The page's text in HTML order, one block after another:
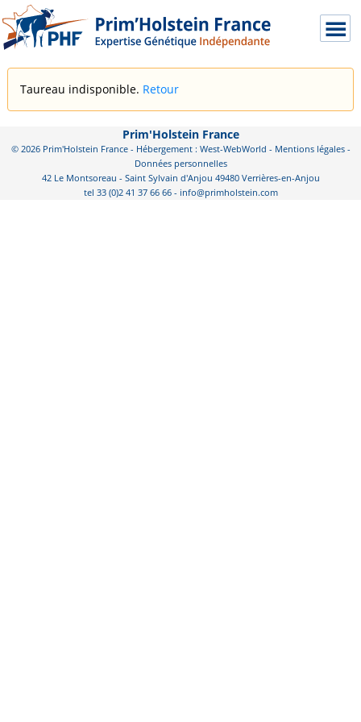
Taureau indisponible. Retour
Prim'Holstein France
© 2026 Prim'Holstein France - Hébergement : West-WebWorld - Mentions légales-
Données personnelles
42 Le Montsoreau - Saint Sylvain d'Anjou 49480 Verrières-en-Anjou
tel 33 (0)2 41 37 66 66 - info@primholstein.com